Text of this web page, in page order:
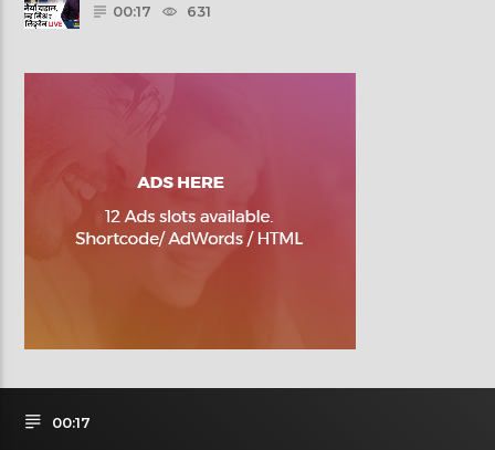
00:17 631
00:17